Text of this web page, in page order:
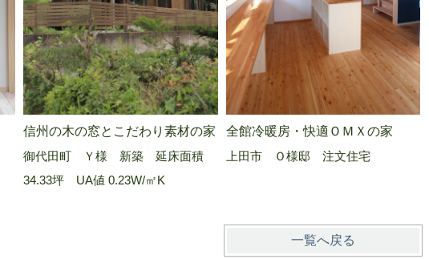
信州の木の窓とこだわり素材の家
御代田町 Ｙ様 新築 延床面積
34.33坪 UA値 0.23W/㎡K
全館冷暖房・快適ＯＭＸの家
上田市 Ｏ様邸 注文住宅
一覧へ戻る